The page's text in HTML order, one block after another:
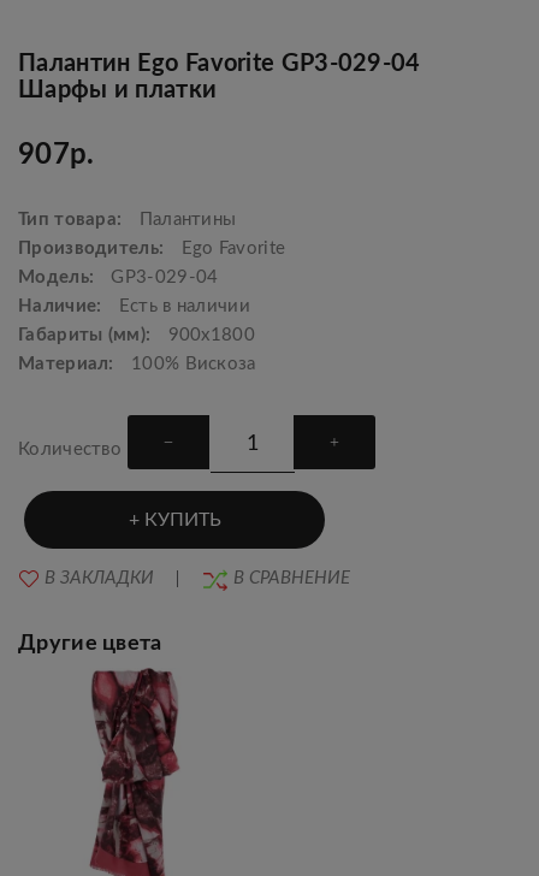
Палантин Ego Favorite GP3-029-04
Шарфы и платки
907р.
Тип товара:
Палантины
Производитель:
Ego Favorite
Модель:
GP3-029-04
Наличие:
Есть в наличии
Габариты (мм):
900x1800
Материал:
100% Вискоза
Количество
КУПИТЬ
В ЗАКЛАДКИ В СРАВНЕНИЕ
Другие цвета